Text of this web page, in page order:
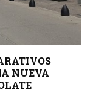
NUEVA